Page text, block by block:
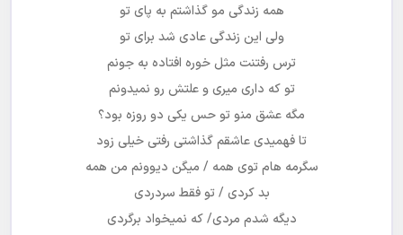
همه زندگی مو گذاشتم به پای تو
ولی این زندگی عادی شد برای تو
ترس رفتنت مثل خوره افتاده به جونم
تو که داری میری و علتش رو نمیدونم
مگه عشق منو تو حس یکی دو روزه بود؟
تا فهمیدی عاشقم گذاشتی رفتی خیلی زود
سگرمه هام توی همه / میگن دیوونم من همه
بد کردی / تو فقط سردردی
دیگه شدم مردی/ که نمیخواد برگردی